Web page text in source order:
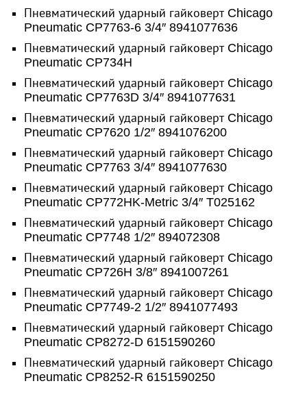
Пневматический ударный гайковерт Chicago
Pneumatic CP7763-6 3/4″ 8941077636
Пневматический ударный гайковерт Chicago
Pneumatic CP734H
Пневматический ударный гайковерт Chicago
Pneumatic CP7763D 3/4″ 8941077631
Пневматический ударный гайковерт Chicago
Pneumatic CP7620 1/2″ 8941076200
Пневматический ударный гайковерт Chicago
Pneumatic CP7763 3/4″ 8941077630
Пневматический ударный гайковерт Chicago
Pneumatic CP772HK-Metric 3/4″ T025162
Пневматический ударный гайковерт Chicago
Pneumatic CP7748 1/2″ 894072308
Пневматический ударный гайковерт Chicago
Pneumatic CP726H 3/8″ 8941007261
Пневматический ударный гайковерт Chicago
Pneumatic CP7749-2 1/2″ 8941077493
Пневматический ударный гайковерт Chicago
Pneumatic CP8272-D 6151590260
Пневматический ударный гайковерт Chicago
Pneumatic CP8252-R 6151590250